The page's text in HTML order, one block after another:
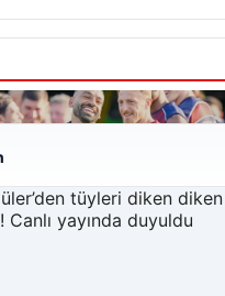
Trabzonspor’la ilk resmi